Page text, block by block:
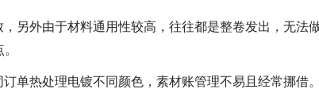
另外由于材料通用性较高，往往都是整卷发出，无法
单热处理电镀不同颜色，素材账管理不易且经常挪借。